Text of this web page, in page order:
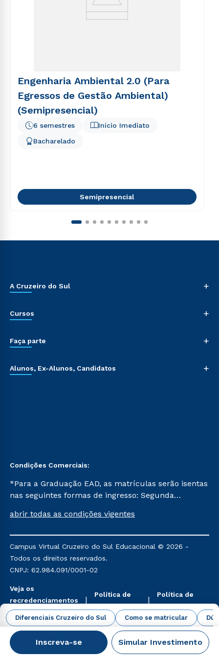
Diferenciais Cruzeiro do Sul Como se matricular
Inscreva-se Simular Investimento
Engenharia Ambiental 2.0 (Para
Egressos de Gestão Ambiental)
(Semipresencial)
Início Imediato
6 semestres
Bacharelado
Semipresencial
A Cruzeiro do Sul +
Cursos +
Faça parte +
Alunos, Ex-Alunos, Candidatos +
Condições Comerciais:
*Para a Graduação EAD, as matrículas serão isentas
nas seguintes formas de ingresso: Segunda
Já para as demais, a taxa de matrícula será de R$
mencionadas são referentes aos cursos: Ensino
Religioso, Geografia para a Docência e Metodologia
do Ensino de História: Questões Atuais.
abrir todas as condições vigentes
Campus Virtual Cruzeiro do Sul Educacional © 2026 -
Todos os direitos reservados.
CNPJ: 62.984.091/0001-02
Veja os
recredenciamentos
aqui
Política de
Privacidade
Política de
Cookies